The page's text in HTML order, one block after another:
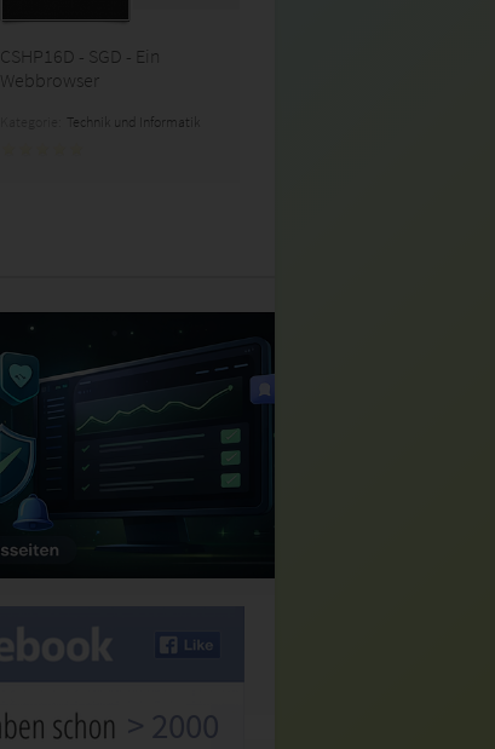
CSHP16D - SGD - Ein
Webbrowser
Technik und Informatik
> 2000